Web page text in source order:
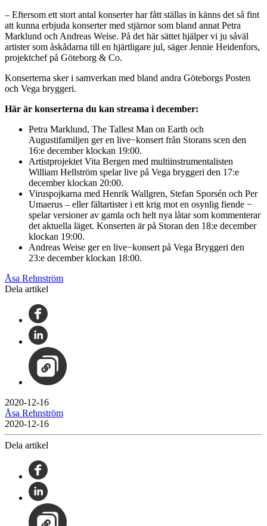
– Eftersom ett stort antal konserter har fått ställas in känns det så fint
att kunna erbjuda konserter med stjärnor som bland annat Petra
Marklund och Andreas Weise. På det här sättet hjälper vi ju såväl
artister som åskådarna till en hjärtligare jul, säger Jennie Heidenfors,
projektchef på Göteborg & Co.
Konserterna sker i samverkan med bland andra Göteborgs Posten
och Vega bryggeri.
Här är konserterna du kan streama i december:
Petra Marklund, The Tallest Man on Earth och
Augustifamiljen ger en live−konsert från Storans scen den
16:e december klockan 19:00.
Artistprojektet Vita Bergen med multiinstrumentalisten
William Hellström spelar live på Vega bryggeri den 17:e
december klockan 20:00.
Viruspojkarna med Henrik Wallgren, Stefan Sporsén och Per
Umaerus – eller fältartister i ett krig mot en osynlig fiende −
spelar versioner av gamla och helt nya låtar som kommenterar
det aktuella läget. Konserten är på Storan den 18:e december
klockan 19:00.
Andreas Weise ger en live−konsert på Vega Bryggeri den
23:e december klockan 18:00.
Åsa Rehnström
Dela artikel
2020-12-16
Åsa Rehnström
2020-12-16
Dela artikel